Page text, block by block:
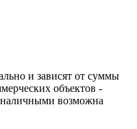
и зависят от суммы
объектов -
возможна